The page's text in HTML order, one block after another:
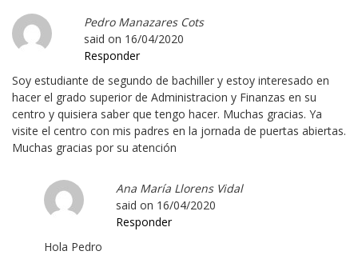
Pedro Manazares Cots
said on 16/04/2020
Responder
Soy estudiante de segundo de bachiller y estoy interesado en
hacer el grado superior de Administracion y Finanzas en su
centro y quisiera saber que tengo hacer. Muchas gracias. Ya
visite el centro con mis padres en la jornada de puertas abiertas.
Muchas gracias por su atención
Ana María Llorens Vidal
said on 16/04/2020
Responder
Hola Pedro